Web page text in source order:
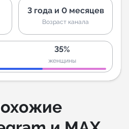
3 года и 0 месяцев
Возраст канала
35%
женщины